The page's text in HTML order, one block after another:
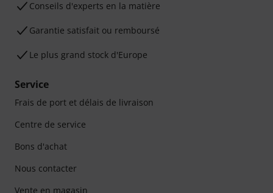
Conseils d'experts en la matière
Garantie satisfait ou remboursé
Le plus grand stock d'Europe
Service
Frais de port et délais de livraison
Centre de service
Bons d'achat
Nous contacter
Vente en magasin